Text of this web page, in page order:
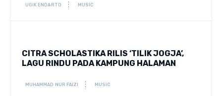
UGIK ENDARTO MUSIC
CITRA SCHOLASTIKA RILIS ‘TILIK JOGJA’,
LAGU RINDU PADA KAMPUNG HALAMAN
MUHAMMAD NUR FAIZI MUSIC